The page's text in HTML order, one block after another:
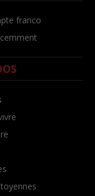
franco